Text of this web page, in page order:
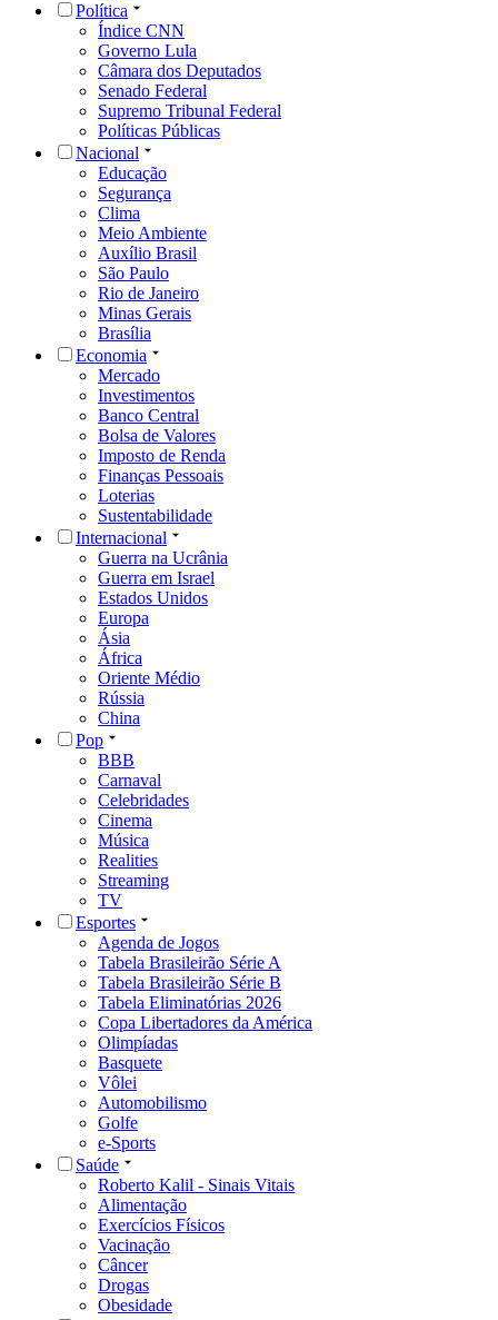
Política
Índice CNN
Governo Lula
Câmara dos Deputados
Senado Federal
Supremo Tribunal Federal
Políticas Públicas
Nacional
Educação
Segurança
Clima
Meio Ambiente
Auxílio Brasil
São Paulo
Rio de Janeiro
Minas Gerais
Brasília
Economia
Mercado
Investimentos
Banco Central
Bolsa de Valores
Imposto de Renda
Finanças Pessoais
Loterias
Sustentabilidade
Internacional
Guerra na Ucrânia
Guerra em Israel
Estados Unidos
Europa
Ásia
África
Oriente Médio
Rússia
China
Pop
BBB
Carnaval
Celebridades
Cinema
Música
Realities
Streaming
TV
Esportes
Agenda de Jogos
Tabela Brasileirão Série A
Tabela Brasileirão Série B
Tabela Eliminatórias 2026
Copa Libertadores da América
Olimpíadas
Basquete
Vôlei
Automobilismo
Golfe
e-Sports
Saúde
Roberto Kalil - Sinais Vitais
Alimentação
Exercícios Físicos
Vacinação
Câncer
Drogas
Obesidade